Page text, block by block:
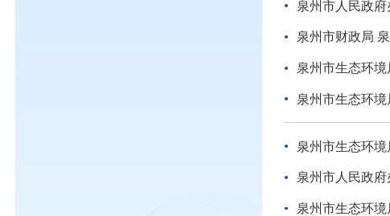
泉州市人民政
泉州市财政局
泉州市生态环
泉州市生态环
泉州市生态环
泉州市人民政
泉州市生态环